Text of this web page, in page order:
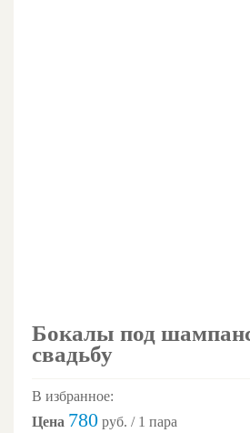
Бокалы под
свадьбу
В избранное:
Цена 780 руб. / 1 пара